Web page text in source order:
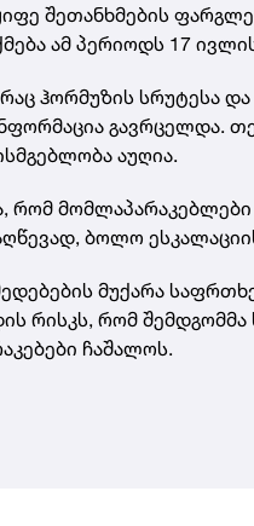
შეთანხმების
ამ პერიოდს 17
ჰორმუზის სრუტესა
გავრცელდა.
აუღია.
რომ
ბოლო
მუქარა
რომ შემდგომმა
ჩაშალოს.